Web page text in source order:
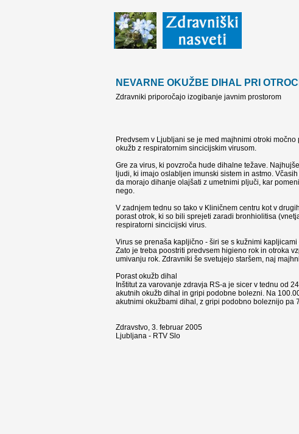
NEVARNE OKUŽBE DIHAL PRI
Zdravniki priporočajo izogibanje javnim prostorom
Predvsem v Ljubljani se je med majhnimi otroki močno
okužb z respiratornim sincicijskim virusom.
Gre za virus, ki povzroča hude dihalne težave.
ljudi, ki imajo oslabljen imunski sistem in astmo.
da morajo dihanje olajšati z umetnimi pljuči, kar
nego.
V zadnjem tednu so tako v Kliničnem centru kot v
porast otrok, ki so bili sprejeti zaradi bronhiolitisa
respiratorni sincicijski virus.
Virus se prenaša kapljično - širi se s kužnimi
Zato je treba poostriti predvsem higieno rok in otroka
umivanju rok. Zdravniki še svetujejo staršem, naj
Porast okužb dihal
Inštitut za varovanje zdravja RS-a je sicer v tednu od
akutnih okužb dihal in gripi podobne bolezni. Na
akutnimi okužbami dihal, z gripi podobno boleznijo pa
Zdravstvo, 3. februar 2005
Ljubljana - RTV Slo